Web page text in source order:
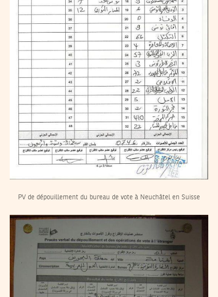
PV de dépouillement du bureau de vote à Neuchâtel en Suisse